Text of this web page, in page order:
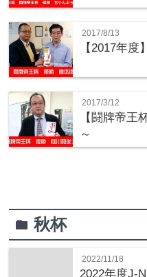
2017/8/13
【2017年
2017/3/12
【闘牌帝王
～
folder秋杯
2022/11/18
2022年度J-